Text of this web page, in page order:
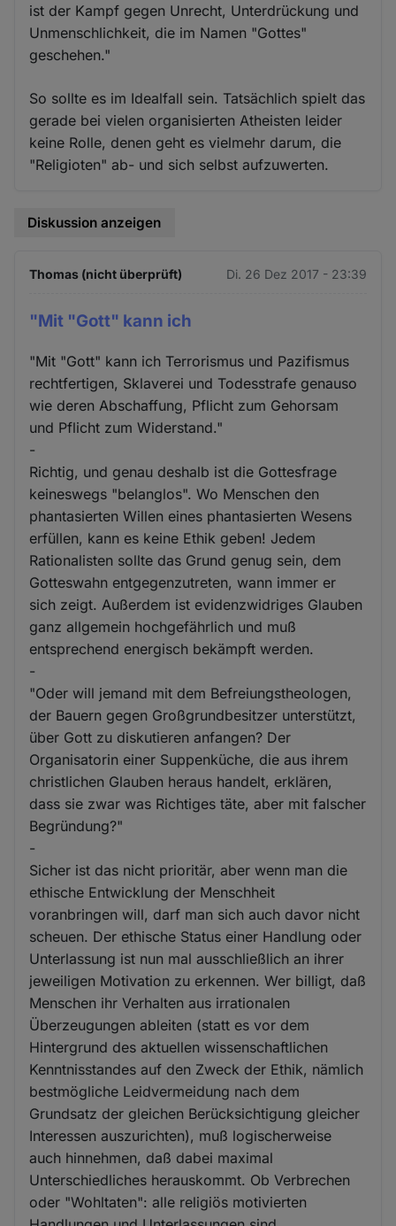
ist der Kampf gegen Unrecht, Unterdrückung und
Unmenschlichkeit, die im Namen "Gottes"
geschehen."
So sollte es im Idealfall sein. Tatsächlich spielt das
gerade bei vielen organisierten Atheisten leider
keine Rolle, denen geht es vielmehr darum, die
"Religioten" ab- und sich selbst aufzuwerten.
Diskussion anzeigen
Thomas (nicht überprüft) Di. 26 Dez 2017 - 23:39
"Mit "Gott" kann ich
"Mit "Gott" kann ich Terrorismus und Pazifismus
rechtfertigen, Sklaverei und Todesstrafe genauso
wie deren Abschaffung, Pflicht zum Gehorsam
und Pflicht zum Widerstand."
-
Richtig, und genau deshalb ist die Gottesfrage
keineswegs "belanglos". Wo Menschen den
phantasierten Willen eines phantasierten Wesens
erfüllen, kann es keine Ethik geben! Jedem
Rationalisten sollte das Grund genug sein, dem
Gotteswahn entgegenzutreten, wann immer er
sich zeigt. Außerdem ist evidenzwidriges Glauben
ganz allgemein hochgefährlich und muß
entsprechend energisch bekämpft werden.
-
"Oder will jemand mit dem Befreiungstheologen,
der Bauern gegen Großgrundbesitzer unterstützt,
über Gott zu diskutieren anfangen? Der
Organisatorin einer Suppenküche, die aus ihrem
christlichen Glauben heraus handelt, erklären,
dass sie zwar was Richtiges täte, aber mit falscher
Begründung?"
-
Sicher ist das nicht prioritär, aber wenn man die
ethische Entwicklung der Menschheit
voranbringen will, darf man sich auch davor nicht
scheuen. Der ethische Status einer Handlung oder
Unterlassung ist nun mal ausschließlich an ihrer
jeweiligen Motivation zu erkennen. Wer billigt, daß
Menschen ihr Verhalten aus irrationalen
Überzeugungen ableiten (statt es vor dem
Hintergrund des aktuellen wissenschaftlichen
Kenntnisstandes auf den Zweck der Ethik, nämlich
bestmögliche Leidvermeidung nach dem
Grundsatz der gleichen Berücksichtigung gleicher
Interessen auszurichten), muß logischerweise
auch hinnehmen, daß dabei maximal
Unterschiedliches herauskommt. Ob Verbrechen
oder "Wohltaten": alle religiös motivierten